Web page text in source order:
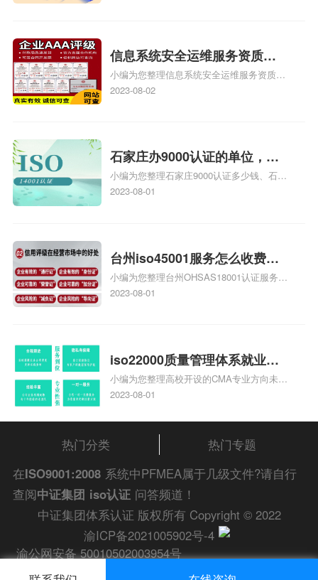
信息系统安全运维服务资质二
级费用，信息系统安全运维服
务资质二级
小编为您整理信息系统安全运维服务资质认
证证书机构有哪些、安全运维服务资质的费
体系认证知识，详情可查看下方正文！
2023-08-02
石家庄办9000认证的单位，石
家庄9000认证的公司
小编为您整理石家庄9000认证多少钱、石家
庄9000认证价格多少钱、石家庄9000认证
2023-08-01
台州iso45001服务怎么收费，
台州iso45001认证服务怎么收
费
小编为您整理台州OHSAS18001认证服务中
心哪家收费便宜、台州ISO9000认证，哪个
标准是什么相关iso体系认证知识，详情可
查看下方正文！
2023-08-01
iso22000质量管理体系就业方
向，质量管理与认证就业方向
小编为您整理高校开设的CMA专业方向未来
就业前景及就业方向如何、cma就业方向有
和cma未来就业方向、大学生考完cma，就
哪些就业方向相关iso体系认证知识，详情
可查看下方正文！
2023-08-01
热门分类
热门专题
在ISO9001:2008 系统中PFMEA属于几级文件?请自行
查阅中证集团 iso认证 问答频道！
中证集团体系认证 版权所有 Copyright © 2022
渝ICP备2021005902号-4
渝公网安备 50010502003954号